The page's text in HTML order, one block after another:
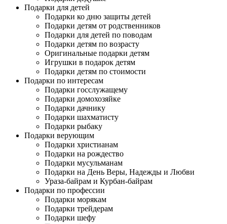
Подарки для детей
Подарки ко дню защиты детей
Подарки детям от родственников
Подарки для детей по поводам
Подарки детям по возрасту
Оригинальные подарки детям
Игрушки в подарок детям
Подарки детям по стоимости
Подарки по интересам
Подарки госслужащему
Подарки домохозяйке
Подарки дачнику
Подарки шахматисту
Подарки рыбаку
Подарки верующим
Подарки христианам
Подарки на рождество
Подарки мусульманам
Подарки на День Веры, Надежды и Любви
Ураза-байрам и Курбан-байрам
Подарки по профессии
Подарки морякам
Подарки трейдерам
Подарки шефу